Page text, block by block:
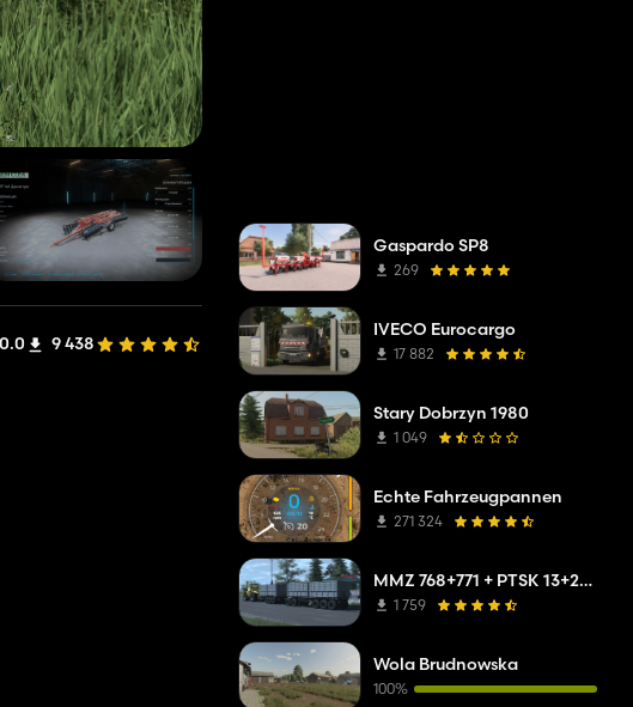
9 438
Gaspardo SP8
269
IVECO Eurocargo
17 882
Stary Dobrzyn 1980
1 049
Echte Fahrzeugpannen
271 324
MMZ 768+771 + PTSK 13+20 Pack
1 759
Wola Brudnowska
100%